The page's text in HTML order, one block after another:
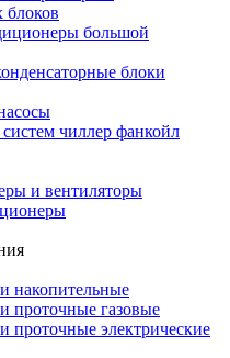
блоков
большой
блоки
чиллер фанкойл
и вентиляторы
накопительные
проточные газовые
проточные электрические